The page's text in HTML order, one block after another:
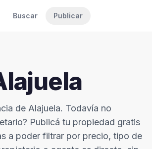
Buscar Publicar
de Alajuela. Todavía no
Publicá tu propiedad gratis
a poder filtrar por precio, tipo de